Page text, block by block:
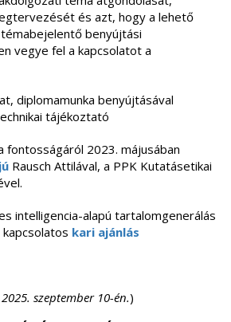
és azt, hogy a lehető
benyújtási
vegye fel a kapcsolatot a
diplomamunka benyújtásával
tájékoztató
fontosságáról 2023. májusában
Rausch Attilával, a PPK Kutatásetikai
intelligencia-alapú tartalomgenerálás
kari ajánlás
szeptember 10-én.)